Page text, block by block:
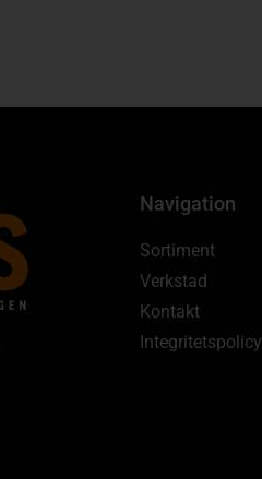
Navigation
Sortiment
Verkstad
Kontakt
Integritetspolicy